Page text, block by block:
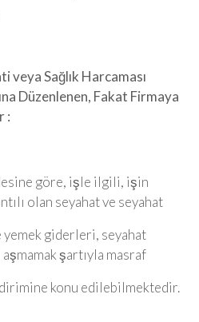
veya Sağlık Harcaması
Düzenlenen, Fakat Firmaya
:
göre, işle ilgili, işin
olan seyahat ve seyahat
yemek giderleri, seyahat
şartıyla masraf
konu edilebilmektedir.